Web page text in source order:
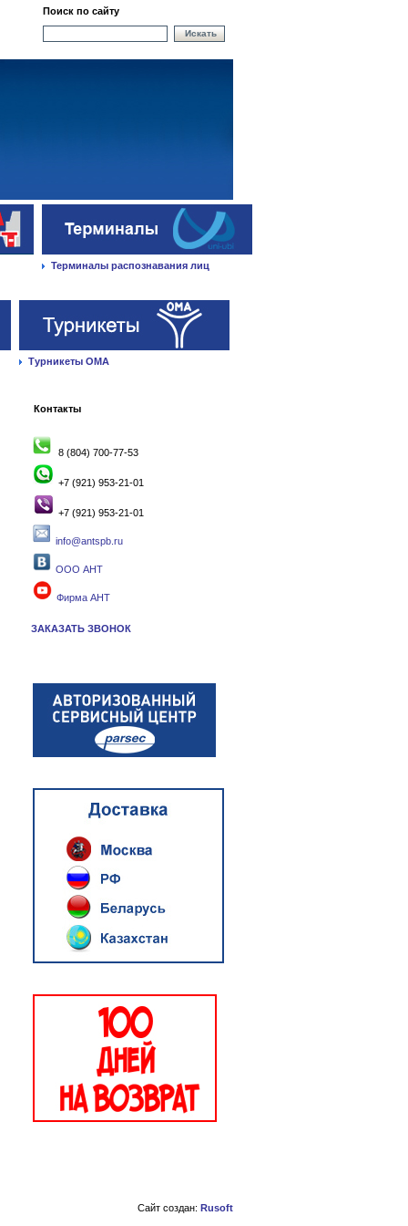
Поиск по сайту
Искать
Терминалы распознавания лиц
Турникеты ОМА
Контакты
8 (804) 700-77-53
+7 (921) 953-21-01
+7 (921) 953-21-01
info@antspb.ru
ООО АНТ
Фирма АНТ
ЗАКАЗАТЬ ЗВОНОК
Сайт создан: Rusoft